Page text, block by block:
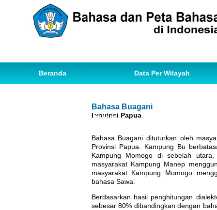
Beranda Data Per Wilayah
Ihwal Pemetaan Bahasa
Bahasa Buagani
Provinsi Papua
Bahasa Buagani dituturkan oleh
Provinsi Papua. Kampung Bu
Kampung Momogo di sebelah
masyarakat Kampung Manep
masyarakat Kampung Momogo
bahasa Sawa.
Berdasarkan hasil penghitungan
sebesar 80% dibandingkan dengan